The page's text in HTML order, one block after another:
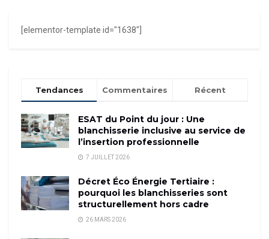
[elementor-template id="1638"]
Tendances Commentaires Récent
ESAT du Point du jour : Une
blanchisserie inclusive au service de
l’insertion professionnelle
7 JUILLET 2026
Décret Éco Énergie Tertiaire :
pourquoi les blanchisseries sont
structurellement hors cadre
26 MARS 2026